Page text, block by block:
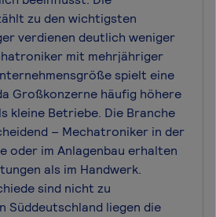
zu den wichtigsten
verdienen deutlich weniger
mit mehrjähriger
spielt eine
Großkonzerne häufig höhere
kleine Betriebe. Die Branche
– Mechatroniker in der
oder im Anlagenbau erhalten
als im Handwerk.
sind nicht zu
Süddeutschland liegen die